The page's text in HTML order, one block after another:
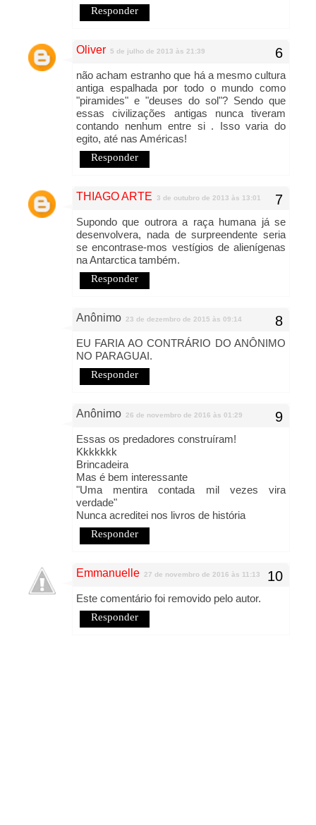
Responder
Oliver 5 de julho de 2013 às 21:39
não acham estranho que há a mesmo cultura
antiga espalhada por todo o mundo como
"piramides" e "deuses do sol"? Sendo que
essas civilizações antigas nunca tiveram
contando nenhum entre si . Isso varia do
egito, até nas Américas!
Responder
THIAGO ARTE 3 de outubro de 2013 às 13:01
Supondo que outrora a raça humana já se
desenvolvera, nada de surpreendente seria
se encontrase-mos vestígios de alienígenas
na Antarctica também.
Responder
Anônimo 23 de dezembro de 2015 às 09:14
EU FARIA AO CONTRÁRIO DO ANÔNIMO
NO PARAGUAI.
Responder
Anônimo 26 de novembro de 2016 às 01:29
Essas os predadores construíram!
Kkkkkkk
Brincadeira
Mas é bem interessante
"Uma mentira contada mil vezes vira
verdade"
Nunca acreditei nos livros de história
Responder
Emmanuelle 27 de novembro de 2016 às 11:13
Este comentário foi removido pelo autor.
Responder